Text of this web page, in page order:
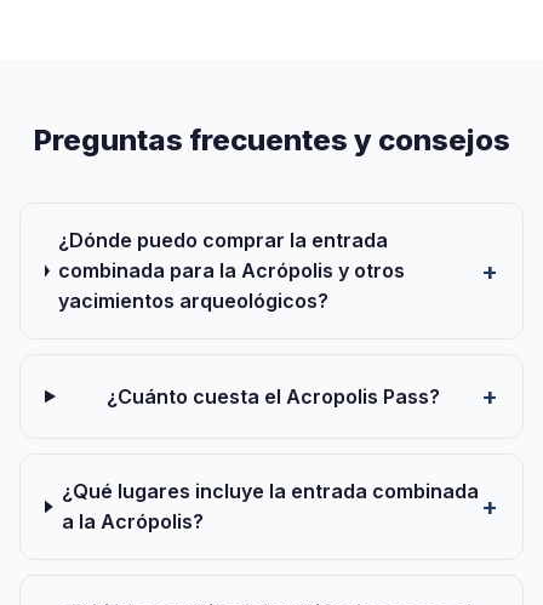
Preguntas frecuentes y consejos
¿Dónde puedo comprar la entrada
combinada para la Acrópolis y otros
yacimientos arqueológicos?
¿Cuánto cuesta el Acropolis Pass?
¿Qué lugares incluye la entrada combinada
a la Acrópolis?